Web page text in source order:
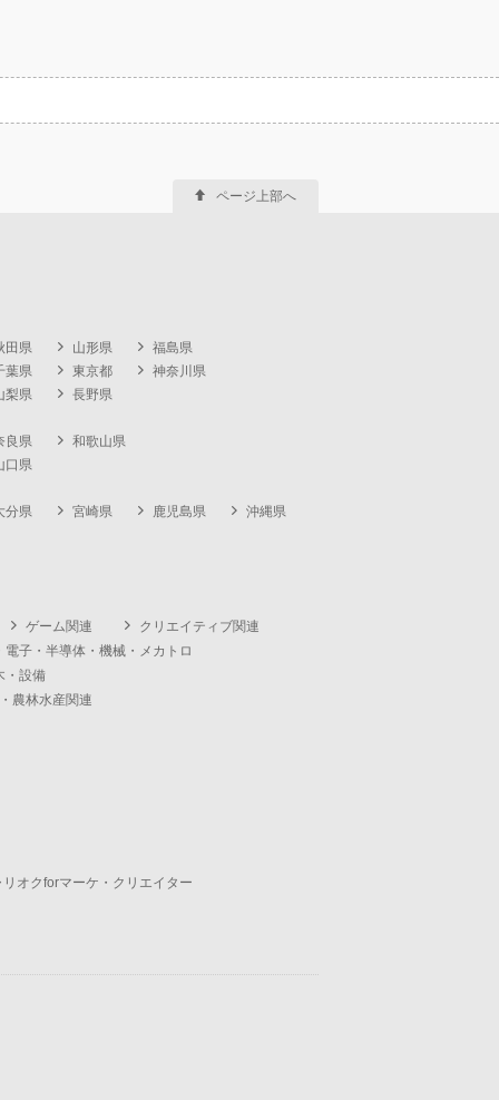
田県 山形県
福島県
葉県
東京都
神奈川県
梨県
長野県
良県
和歌山県
口県
分県 宮崎県 鹿児島県 沖縄県
ゲーム関連
クリエイティブ関連
電子・半導体・機械・メカトロ
・設備
農林水産関連
リオクforマーケ・クリエイター
ページ上部へ